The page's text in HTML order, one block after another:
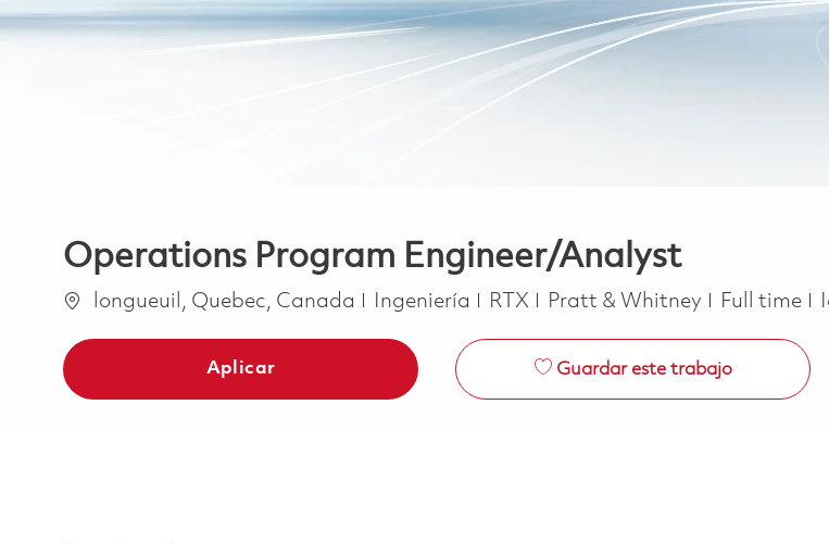
Operations Program Engineer/Analyst
Ubicación
longueuil, Quebec, Canada Categoría
Ingeniería RTX Pratt & Whitney Job Type
Full time
Aplicar Guardar este trabajo